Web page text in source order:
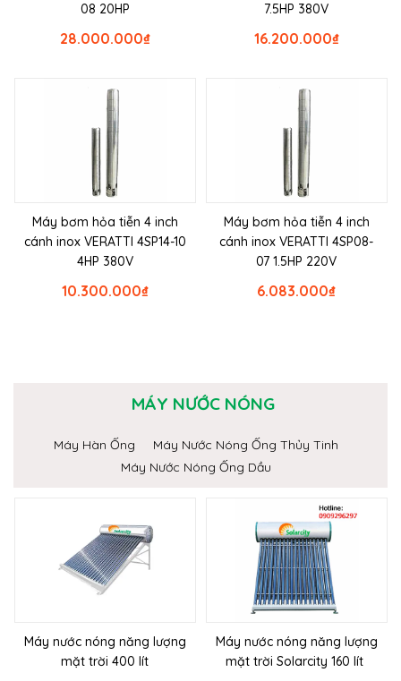
08 20HP
₫
28.000.000
7.5HP 380V
₫
16.200.000
Máy bơm hỏa tiễn 4 inch
cánh inox VERATTI 4SP14-10
4HP 380V
₫
10.300.000
Máy bơm hỏa tiễn 4 inch
cánh inox VERATTI 4SP08-
07 1.5HP 220V
₫
6.083.000
MÁY NƯỚC NÓNG
Máy Hàn Ống
Máy Nước Nóng Ống Thủy Tinh
Máy Nước Nóng Ống Dầu
Máy nước nóng năng lượng
mặt trời 400 lít
Máy nước nóng năng lượng
mặt trời Solarcity 160 lít